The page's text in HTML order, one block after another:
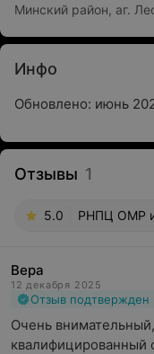
Минский район, аг.
Инфо
Обновлено: июнь
Отзывы 1
5.0 РНПЦ ОМР
Вера
12 декабря 2025
Отзыв подтвержден
Очень
квалифицированный